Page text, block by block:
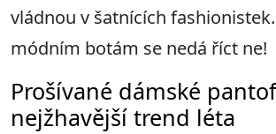
vládnou v šatnících
módním botám se nedá říct ne!
Prošívané dámské
nejžhavější trend léta